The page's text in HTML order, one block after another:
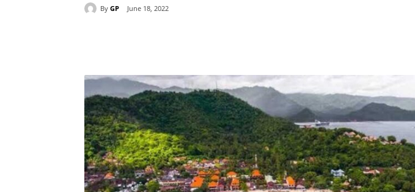
By GP June 18, 2022